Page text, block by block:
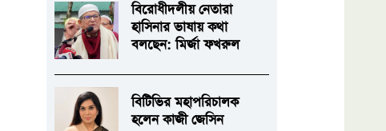
বিরোধীদলীয় নেতারা
হাসিনার ভাষায় কথা
বলছেন: মির্জা ফখরুল
বিটিভির মহাপরিচালক
হলেন কাজী জেসিন